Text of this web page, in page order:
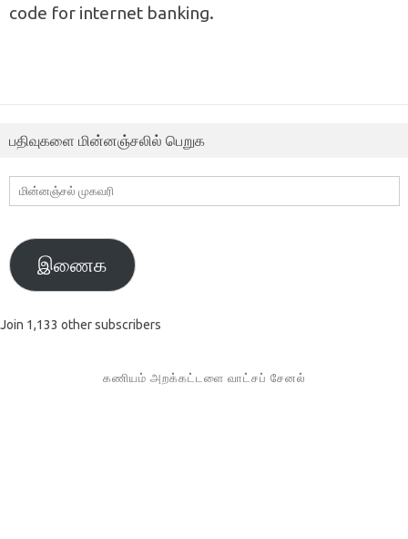
code for internet banking.
பதிவுகளை மின்னஞ்சலில் பெறுக
மின்னஞ்சல்
முகவரி
இணைக
Join 1,133 other subscribers
கணியம் அறக்கட்டளை வாட்சப் சேனல்